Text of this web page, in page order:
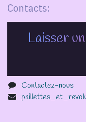
Contacts:
Laisser
Contactez-nous